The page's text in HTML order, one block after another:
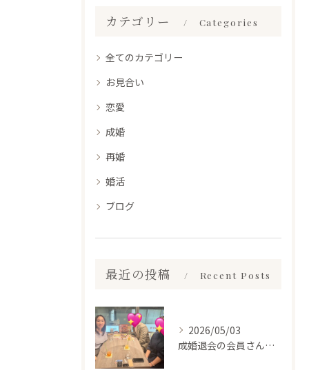
カテゴリー Categories
全てのカテゴリー
お見合い
恋愛
成婚
再婚
婚活
ブログ
最近の投稿 Recent Posts
2026/05/03
成婚退会の会員さんとお会いして来ました✨